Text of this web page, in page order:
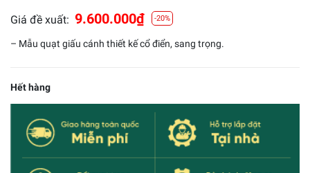
Giá đề xuất: 9.600.000₫ -20%
– Mẫu quạt giấu cánh thiết kế cổ điển, sang trọng.
Hết hàng